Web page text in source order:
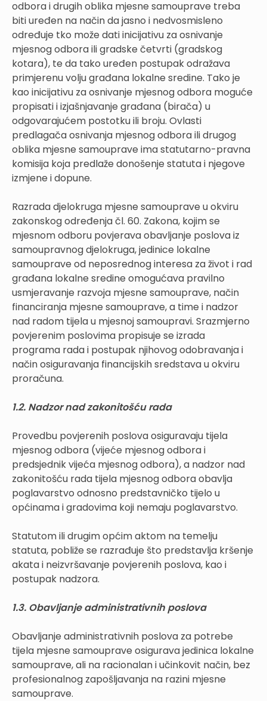
odbora i drugih oblika mjesne samouprave treba
biti uređen na način da jasno i nedvosmisleno
određuje tko može dati inicijativu za osnivanje
mjesnog odbora ili gradske četvrti (gradskog
kotara), te da tako uređen postupak odražava
primjerenu volju građana lokalne sredine. Tako je
kao inicijativu za osnivanje mjesnog odbora moguće
propisati i izjašnjavanje građana (birača) u
odgovarajućem postotku ili broju. Ovlasti
predlagača osnivanja mjesnog odbora ili drugog
oblika mjesne samouprave ima statutarno-pravna
komisija koja predlaže donošenje statuta i njegove
izmjene i dopune.
Razrada djelokruga mjesne samouprave u okviru
zakonskog određenja čl. 60. Zakona, kojim se
mjesnom odboru povjerava obavljanje poslova iz
samoupravnog djelokruga, jedinice lokalne
samouprave od neposrednog interesa za život i rad
građana lokalne sredine omogućava pravilno
usmjeravanje razvoja mjesne samouprave, način
financiranja mjesne samouprave, a time i nadzor
nad radom tijela u mjesnoj samoupravi. Srazmjerno
povjerenim poslovima propisuje se izrada
programa rada i postupak njihovog odobravanja i
način osiguravanja financijskih sredstava u okviru
proračuna.
1.2. Nadzor nad zakonitošću rada
Provedbu povjerenih poslova osiguravaju tijela
mjesnog odbora (vijeće mjesnog odbora i
predsjednik vijeća mjesnog odbora), a nadzor nad
zakonitošću rada tijela mjesnog odbora obavlja
poglavarstvo odnosno predstavničko tijelo u
općinama i gradovima koji nemaju poglavarstvo.
Statutom ili drugim općim aktom na temelju
statuta, pobliže se razrađuje što predstavlja kršenje
akata i neizvršavanje povjerenih poslova, kao i
postupak nadzora.
1.3. Obavljanje administrativnih poslova
Obavljanje administrativnih poslova za potrebe
tijela mjesne samouprave osigurava jedinica lokalne
samouprave, ali na racionalan i učinkovit način, bez
profesionalnog zapošljavanja na razini mjesne
samouprave.